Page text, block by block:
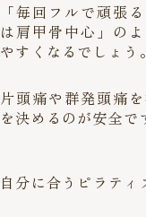
「毎回フルで頑張
は肩甲骨中心」の
やすくなるでしょう。
片頭痛や群発頭痛
を決めるのが安全で
自分に合うピラテ